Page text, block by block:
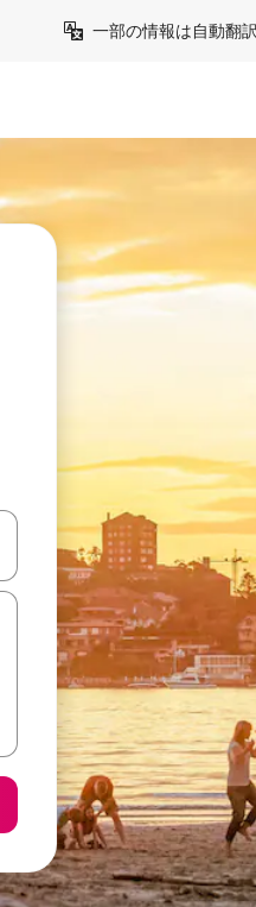
一部の情報は自動翻
するか、画面をタッチまたは